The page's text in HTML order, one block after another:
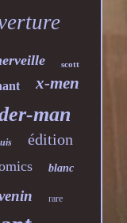
scott
x-men
man
édition
blanc
rare